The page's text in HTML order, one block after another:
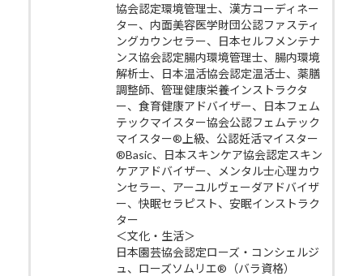
協会認定環境管理士、漢方コーディネー
ター、内面美容医学財団公認ファスティ
ングカウンセラー、日本セルフメンテナ
ンス協会認定腸内環境管理士、腸内環境
解析士、日本温活協会認定温活士、薬膳
調整師、管理健康栄養インストラクタ
ー、食育健康アドバイザー、日本フェム
テックマイスター協会公認フェムテック
マイスター®上級、公認妊活マイスター
®Basic、日本スキンケア協会認定スキン
ケアアドバイザー、メンタル士心理カウ
ンセラー、アーユルヴェーダアドバイザ
ー、快眠セラピスト、安眠インストラク
ター
＜文化・生活＞
日本園芸協会認定ローズ・コンシェルジ
ュ、ローズソムリエ®（バラ資格）